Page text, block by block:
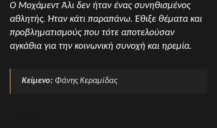
Ο Μοχάμεντ Άλι δεν ήταν ένας συνηθισμένος
αθλητής. Ήταν κάτι παραπάνω. Έθιξε θέματα και
προβληματισμούς που τότε αποτελούσαν
αγκάθια για την κοινωνική συνοχή και ηρεμία.
Κείμενο: Φάνης Κεραμίδας